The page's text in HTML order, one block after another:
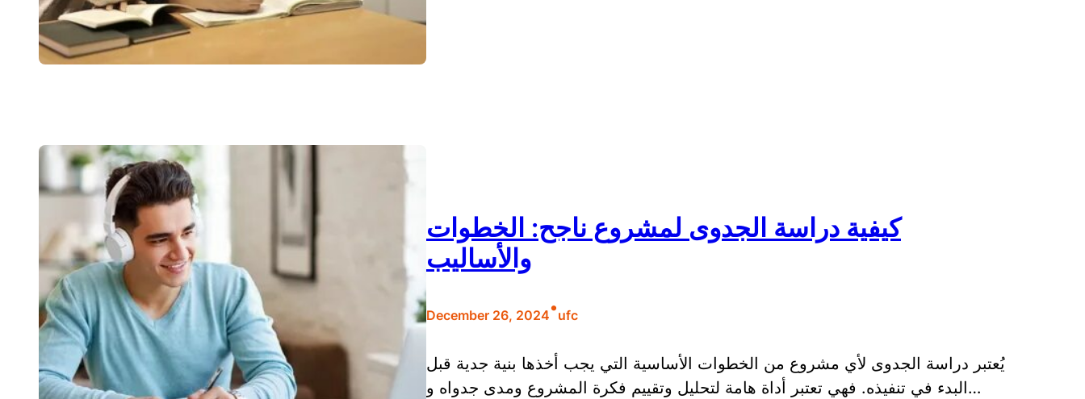
كيفية دراسة الجدوى لمشروع ناجح: الخطوات
والأساليب
December 26, 2024•ufc
يُعتبر دراسة الجدوى لأي مشروع من الخطوات الأساسية التي يجب أخذها بنية جدية قبل
البدء في تنفيذه. فهي تعتبر أداة هامة لتحليل وتقييم فكرة المشروع ومدى جدواه و…